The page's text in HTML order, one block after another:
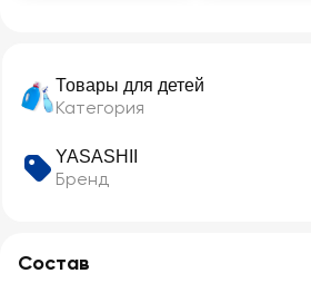
Товары для детей
Категория
YASASHII
Бренд
Состав